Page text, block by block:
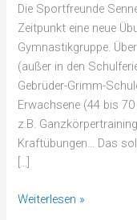
Die Sportfreunde
Zeitpunkt eine neue
Gymnastikgruppe.
(außer in den
Gebrüder-Grimm-
Erwachsene (44 bis
z.B.
Kraftübungen… Das
[…]
Weiterlesen »